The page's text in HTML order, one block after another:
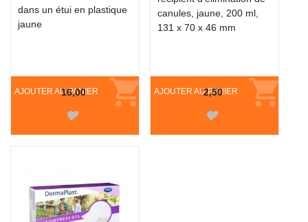
dans un étui en plastique
jaune
AJOUTER AU PANIER
16,00
canules, jaune, 200 ml,
131 x 70 x 46 mm
AJOUTER AU PANIER
2,50